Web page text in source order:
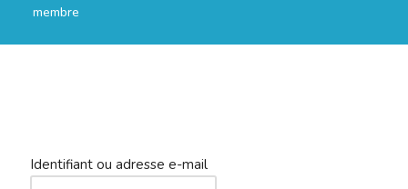
membre
Identifiant ou adresse e-mail